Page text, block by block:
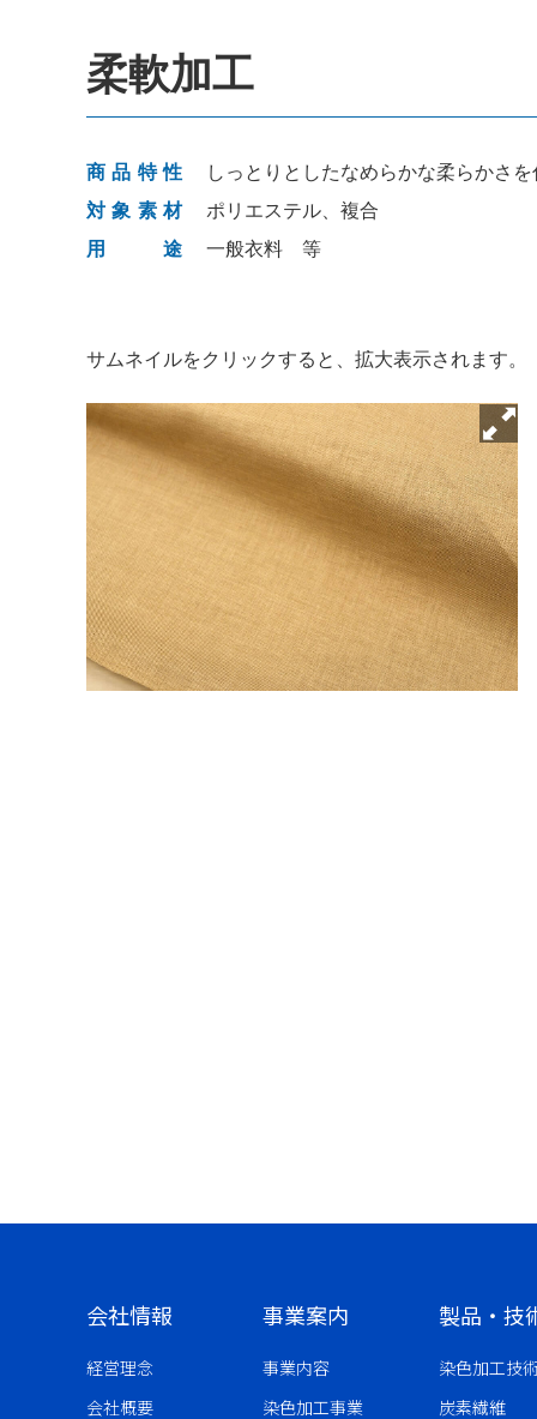
柔軟加工
商品特性
しっとりとしたなめらかな柔らかさを
対象素材
ポリエステル、複合
用途
一般衣料 等
サムネイルをクリックすると、拡大表示されます。
会社情報
経営理念
会社概要
事業案内
事業内容
染色加工事業
製品・技
染色加工技
炭素繊維